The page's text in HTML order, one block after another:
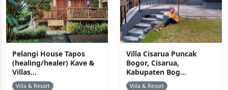
Pelangi House Tapos
(healing/healer) Kave &
Villas...
Villa & Resort
Villa Cisarua Puncak
Bogor, Cisarua,
Kabupaten Bog...
Villa & Resort